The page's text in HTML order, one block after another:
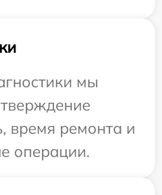
мы
время ремонта и
операции.